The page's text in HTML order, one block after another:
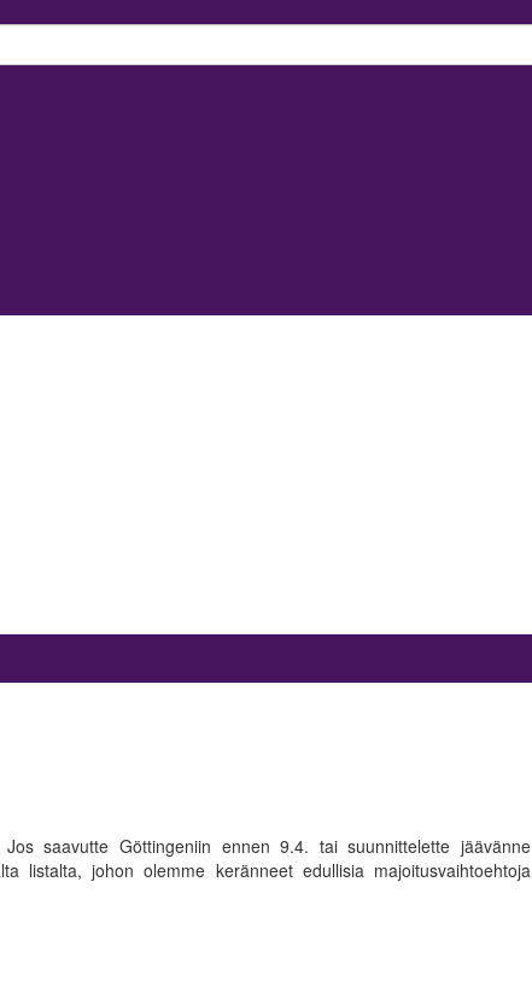
saavutte Göttingeniin ennen 9.4. tai suunnittelette jäävänne
listalta, johon olemme keränneet edullisia majoitusvaihtoehtoja